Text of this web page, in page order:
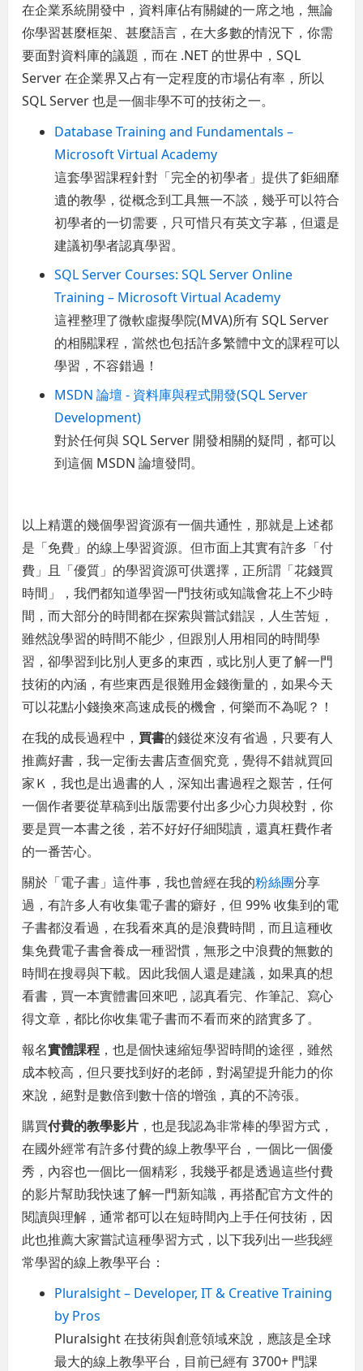
在企業系統開發中，資料庫佔有關鍵的一席之地，無論
你學習甚麼框架、甚麼語言，在大多數的情況下，你需
要面對資料庫的議題，而在 .NET 的世界中，SQL
Server 在企業界又占有一定程度的市場佔有率，所以
SQL Server 也是一個非學不可的技術之一。
Database Training and Fundamentals –
Microsoft Virtual Academy
這套學習課程針對「完全的初學者」提供了鉅細靡
遺的教學，從概念到工具無一不談，幾乎可以符合
初學者的一切需要，只可惜只有英文字幕，但還是
建議初學者認真學習。
SQL Server Courses: SQL Server Online
Training – Microsoft Virtual Academy
這裡整理了微軟虛擬學院(MVA)所有 SQL Server
的相關課程，當然也包括許多繁體中文的課程可以
學習，不容錯過！
MSDN 論壇 - 資料庫與程式開發(SQL Server
Development)
對於任何與 SQL Server 開發相關的疑問，都可以
到這個 MSDN 論壇發問。
以上精選的幾個學習資源有一個共通性，那就是上述都
是「免費」的線上學習資源。但市面上其實有許多「付
費」且「優質」的學習資源可供選擇，正所謂「花錢買
時間」，我們都知道學習一門技術或知識會花上不少時
間，而大部分的時間都在探索與嘗試錯誤，人生苦短，
雖然說學習的時間不能少，但跟別人用相同的時間學
習，卻學習到比別人更多的東西，或比別人更了解一門
技術的內涵，有些東西是很難用金錢衡量的，如果今天
可以花點小錢換來高速成長的機會，何樂而不為呢？！
在我的成長過程中， 買書的錢從來沒有省過，只要有人
推薦好書，我一定衝去書店查個究竟，覺得不錯就買回
家Ｋ，我也是出過書的人，深知出書過程之艱苦，任何
一個作者要從草稿到出版需要付出多少心力與校對，你
要是買一本書之後，若不好好仔細閱讀，還真枉費作者
的一番苦心。
關於「電子書」這件事，我也曾經在我的粉絲團分享
過，有許多人有收集電子書的癖好，但 99% 收集到的電
子書都沒看過，在我看來真的是浪費時間，而且這種收
集免費電子書會養成一種習慣，無形之中浪費的無數的
時間在搜尋與下載。因此我個人還是建議，如果真的想
看書，買一本實體書回來吧，認真看完、作筆記、寫心
得文章，都比你收集電子書而不看而來的踏實多了。
報名實體課程 ，也是個快速縮短學習時間的途徑，雖然
成本較高，但只要找到好的老師，對渴望提升能力的你
來說，絕對是數倍到數十倍的增強，真的不誇張。
購買付費的教學影片 ，也是我認為非常棒的學習方式，
在國外經常有許多付費的線上教學平台，一個比一個優
秀，內容也一個比一個精彩，我幾乎都是透過這些付費
的影片幫助我快速了解一門新知識，再搭配官方文件的
閱讀與理解，通常都可以在短時間內上手任何技術，因
此也推薦大家嘗試這種學習方式，以下我列出一些我經
常學習的線上教學平台：
Pluralsight – Developer, IT & Creative Training
by Pros
Pluralsight 在技術與創意領域來說，應該是全球
最大的線上教學平台，目前已經有 3700+ 門課